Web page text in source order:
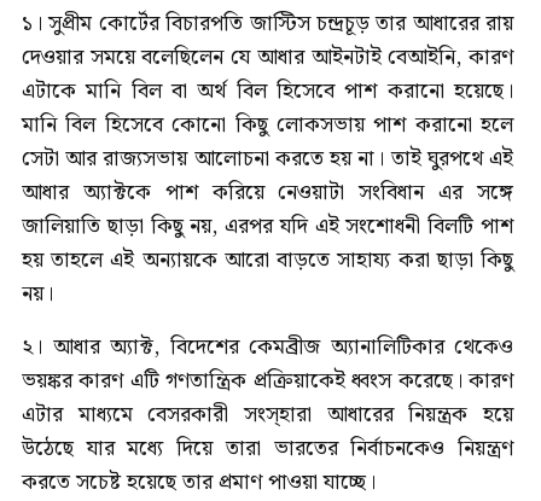
১। সুপ্রীম কোর্টের বিচারপতি জাস্টিস চন্দ্রচূড় তার আধারের রায়
দেওয়ার সময়ে বলেছিলেন যে আধার আইনটাই বেআইনি, কারণ
এটাকে মানি বিল বা অর্থ বিল হিসেবে পাশ করানো হয়েছে।
মানি বিল হিসেবে কোনো কিছু লোকসভায় পাশ করানো হলে
সেটা আর রাজ্যসভায় আলোচনা করতে হয় না। তাই ঘুরপথে এই
আধার অ্যাক্টকে পাশ করিয়ে নেওয়াটা সংবিধান এর সঙ্গে
জালিয়াতি ছাড়া কিছু নয়, এরপর যদি এই সংশোধনী বিলটি পাশ
হয় তাহলে এই অন্যায়কে আরো বাড়তে সাহায্য করা ছাড়া কিছু
নয়।
২। আধার অ্যাক্ট, বিদেশের কেমব্রীজ অ্যানালিটিকার থেকেও
ভয়ঙ্কর কারণ এটি গণতান্ত্রিক প্রক্রিয়াকেই ধ্বংস করেছে। কারণ
এটার মাধ্যমে বেসরকারী সংস্হারা আধারের নিয়ন্ত্রক হয়ে
উঠেছে যার মধ্যে দিয়ে তারা ভারতের নির্বাচনকেও নিয়ন্ত্রণ
করতে সচেষ্ট হয়েছে তার প্রমাণ পাওয়া যাচ্ছে।